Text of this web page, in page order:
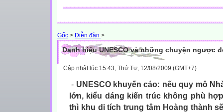
Gốc > Diễn đàn >
Danh hiệu UNESCO và những chuyện ngược
Cập nhật lúc 15:43, Thứ Tư, 12/08/2009 (GMT+7)
- UNESCO khuyến cáo: nếu quy mô
lớn, kiểu dáng kiến trúc không phù
thì khu di tích trung tâm Hoàng thành